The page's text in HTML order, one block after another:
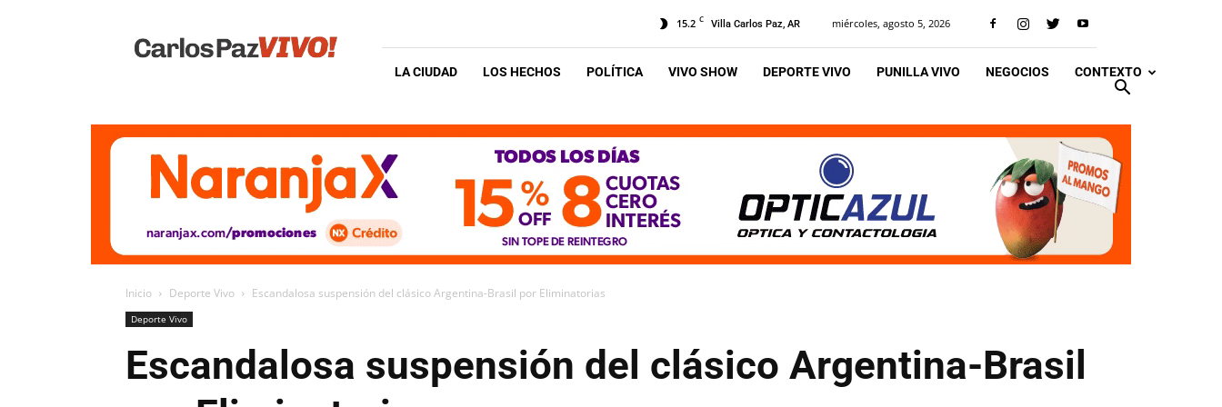
Vivo
15.2 C Villa Carlos Paz, AR miércoles, agosto 5, 2026
LA CIUDAD LOS HECHOS POLÍTICA VIVO SHOW DEPORTE VIVO PUNILLA VIVO NEGOCIOS CONTEXTO
Inicio Deporte Vivo Escandalosa suspensión del clásico Argentina-Brasil por Eliminatorias
Deporte Vivo
Escandalosa suspensión del clásico Argentina-Brasil